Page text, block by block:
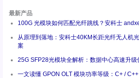
最新产品
100G 光模块如何匹配光纤跳线？安科士
从原理到落地：安科士40KM长距光纤无人机
案
25G SFP28光模块全解析：数据中心高速升
一文读懂 GPON OLT 模块功率等级：C+ /